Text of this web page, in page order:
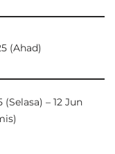
(Ahad)
(Selasa) – 12 Jun